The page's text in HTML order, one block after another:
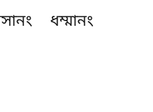
ধম্মানং